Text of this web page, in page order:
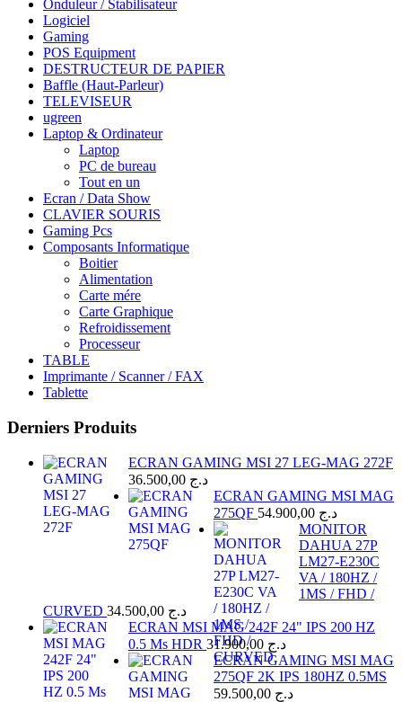
Onduleur / Stabilisateur
Logiciel
Gaming
POS Equipment
DESTRUCTEUR DE PAPIER
Baffle (Haut-Parleur)
TELEVISEUR
ugreen
Laptop & Ordinateur
Laptop
PC de bureau
Tout en un
Ecran / Data Show
CLAVIER SOURIS
Gaming Pcs
Composants Informatique
Boitier
Alimentation
Carte mére
Carte Graphique
Refroidissement
Processeur
TABLE
Imprimante / Scanner / FAX
Tablette
Derniers Produits
ECRAN GAMING MSI 27 LEG-MAG 272F
د.ج
ECRAN GAMING MSI MAG
275QF
د.ج
MONITOR
DAHUA 27P
LM27-E230C
VA / 180HZ /
1MS / FHD /
CURVED
د.ج
ECRAN MSI MAG 242F 24" IPS 200 HZ
0.5 Ms HDR
د.ج
ECRAN GAMING MSI MAG
275QF 2K IPS 180HZ 0.5MS
د.ج